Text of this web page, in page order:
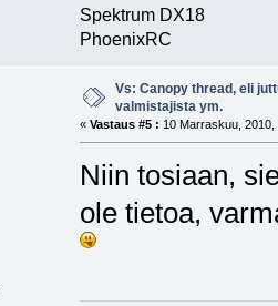
Spektrum DX18
PhoenixRC
Vs: Canopy thread, eli
valmistajista ym.
« Vastaus #5 : 10 Marraskuu, 2010,
Niin tosiaan,
ole tietoa,